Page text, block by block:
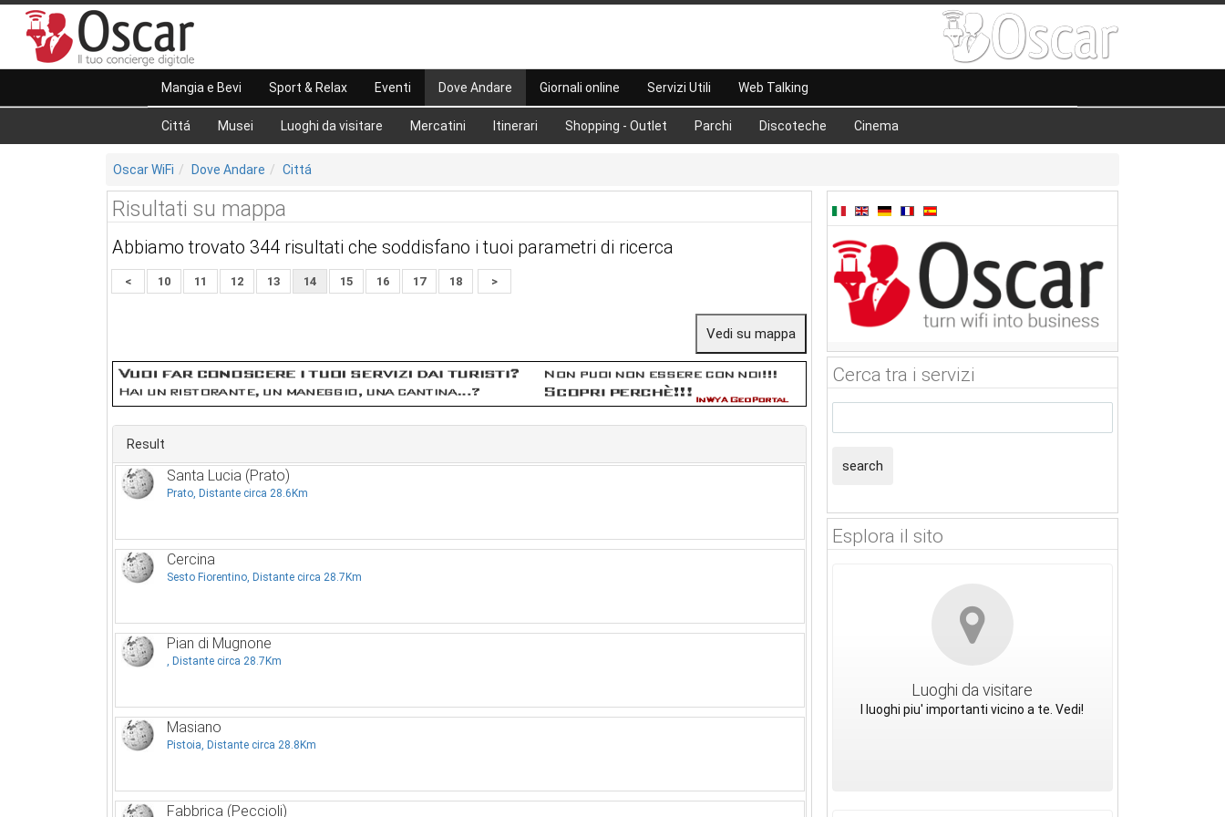
Mangia e Bevi Sport & Relax Eventi Dove Andare
Cittá Musei Luoghi da visitare Mercatini Itinerari Shopping - Outlet Parchi Discoteche Cinema
Giornali online Servizi Utili Web Talking
Oscar WiFi Dove Andare Cittá
Risultati su mappa
Abbiamo trovato 344 risultati che soddisfano i tuoi parametri di ricerca
< 10 11 12 13 14 15 16 17 18 >
Result
Santa Lucia (Prato)
Prato, Distante circa 28.6Km
Cercina
Sesto Fiorentino, Distante circa 28.7Km
Pian di Mugnone
, Distante circa 28.7Km
Masiano
Pistoia, Distante circa 28.8Km
Fabbrica (Peccioli)
Cerca tra i servizi
search
Esplora il sito
Luoghi da visitare
I luoghi piu' importanti vicino a te. Vedi!